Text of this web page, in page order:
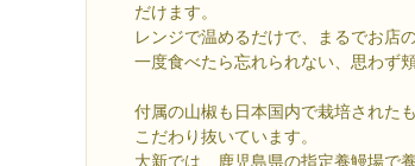
だけます。
レンジで温めるだけで、まるでお店
一度食べたら忘れられない、思わず
付属の山椒も日本国内で栽培された
こだわり抜いています。
大新では、鹿児島県の指定養鰻場で